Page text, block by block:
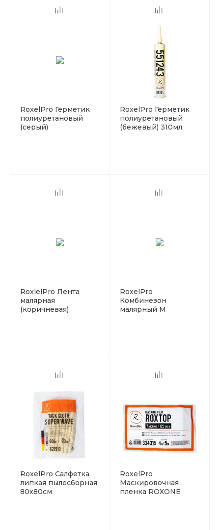
RoxelPro Герметик
полиуретановый
(серый)
RoxelPro Герметик
полиуретановый
(бежевый) 310мл
RoxlelPro Лента
малярная
(коричневая)
RoxelPro
Комбинезон
малярный M
RoxelPro Салфетка
липкая пылесборная
80х80см
RoxelPro
Маскировочная
пленка ROXONE